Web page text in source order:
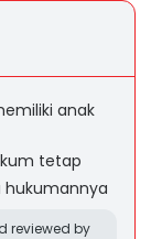
anak
tetap
hukumannya
reviewed by